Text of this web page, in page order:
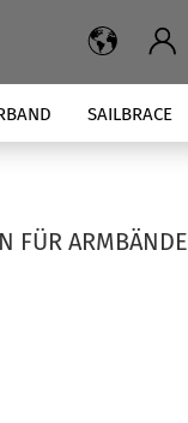
SAILBRACE
FÜR ARMBÄNDER